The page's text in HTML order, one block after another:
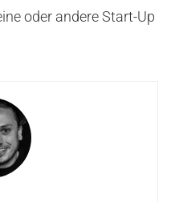
oder andere Start-Up